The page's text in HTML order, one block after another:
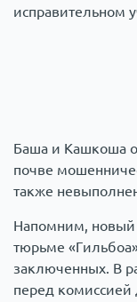
исправительном
Баша и Кашкоша
почве
также
Напомним, новый
тюрьме
заключенных. В
перед